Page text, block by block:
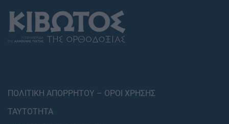
ΠΟΛΙΤΙΚΗ ΑΠΟΡΡΗΤΟΥ – ΟΡΟΙ ΧΡΗΣΗΣ
ΤΑΥΤΟΤΗΤΑ